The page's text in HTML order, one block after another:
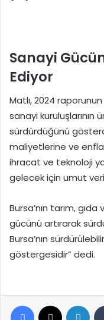
Sanayi
Ediyor
Matlı, 2024
sanayi kuruluşlarının
sürdürdüğünü
maliyetlerine ve
ihracat ve teknoloji
gelecek için umut
Bursa’nın tarım,
gücünü artırarak
Bursa’nın
göstergesidir” dedi.
Facebook